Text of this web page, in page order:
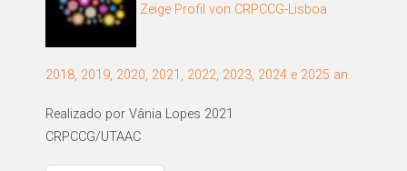
Zeige Profil von CRPCCG-Lisboa
2018, 2019, 2020, 2021, 2022, 2023, 2024 e 2025 an.
Realizado por Vânia Lopes 2021
CRPCCG/UTAAC